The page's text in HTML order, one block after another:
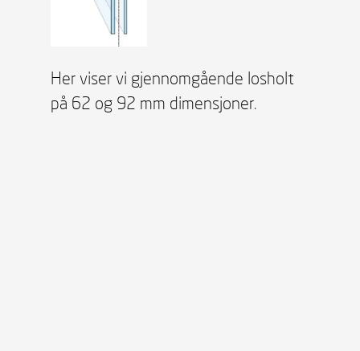
Her viser vi gjennomgående losholt
på 62 og 92 mm dimensjoner.